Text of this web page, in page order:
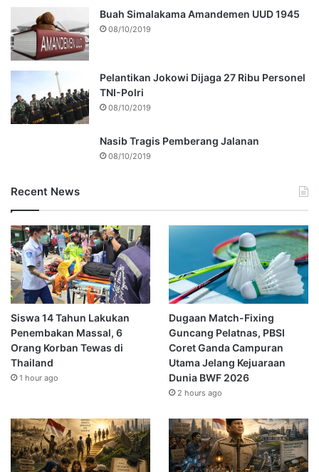
Buah Simalakama Amandemen UUD 1945
08/10/2019
Pelantikan Jokowi Dijaga 27 Ribu Personel
TNI-Polri
08/10/2019
Nasib Tragis Pemberang Jalanan
08/10/2019
Recent News
Siswa 14 Tahun Lakukan
Penembakan Massal, 6
Orang Korban Tewas di
Thailand
1 hour ago
Dugaan Match-Fixing
Guncang Pelatnas, PBSI
Coret Ganda Campuran
Utama Jelang Kejuaraan
Dunia BWF 2026
2 hours ago